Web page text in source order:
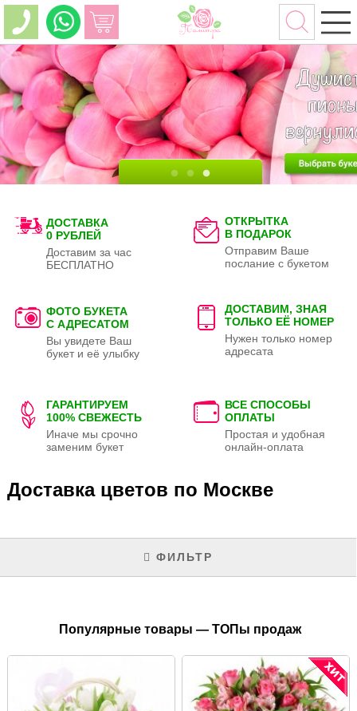
ДОСТАВКА
0 РУБЛЕЙ
Доставим за час
БЕСПЛАТНО
ОТКРЫТКА
В ПОДАРОК
Отправим Ваше
послание с букетом
ФОТО БУКЕТА
С АДРЕСАТОМ
Вы увидете Ваш
букет и её улыбку
ДОСТАВИМ, ЗНАЯ
ТОЛЬКО ЕЁ НОМЕР
Нужен только номер
адресата
ГАРАНТИРУЕМ
100% СВЕЖЕСТЬ
Иначе мы срочно
заменим букет
ВСЕ СПОСОБЫ
ОПЛАТЫ
Простая и удобная
онлайн-оплата
Доставка цветов по Москве
ФИЛЬТР
Популярные товары — ТОПы продаж